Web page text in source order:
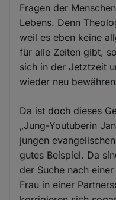
Fragen der
Lebens. Denn
weil es eben keine
für alle Zeiten gibt,
sich in der Jetztzeit
wieder neu
Da ist doch dieses
„Jung-Youtuberin
jungen
gutes Beispiel. Da
der Suche nach
Frau in einer